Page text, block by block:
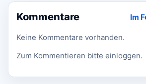
Kommentare Im
Keine Kommentare vorhanden.
Zum Kommentieren bitte einloggen.